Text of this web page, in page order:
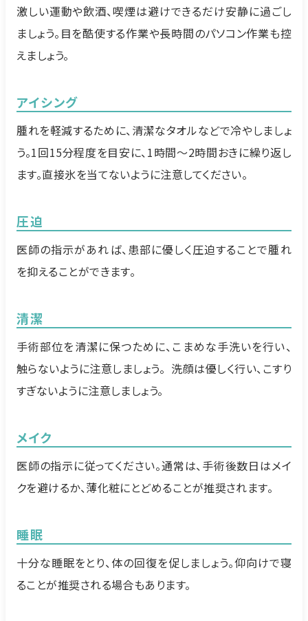
激しい運動や飲酒、喫煙は避けできるだけ安静に過ごし
ましょう。目を酷使する作業や長時間のパソコン作業も控
えましょう。
アイシング
腫れを軽減するために、清潔なタオルなどで冷やしましょ
う。1回15分程度を目安に、1時間〜2時間おきに繰り返し
ます。直接氷を当てないように注意してください。
圧迫
医師の指示があれば、患部に優しく圧迫することで腫れ
を抑えることができます。
清潔
手術部位を清潔に保つために、こまめな手洗いを行い、
触らないように注意しましょう。 洗顔は優しく行い、こすり
すぎないように注意しましょう。
メイク
医師の指示に従ってください。通常は、手術後数日はメイ
クを避けるか、薄化粧にとどめることが推奨されます。
睡眠
十分な睡眠をとり、体の回復を促しましょう。仰向けで寝
ることが推奨される場合もあります。